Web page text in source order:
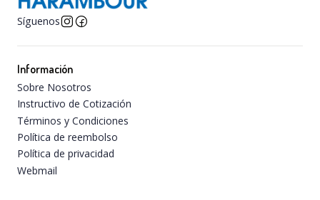
Síguenos
Información
Sobre Nosotros
Instructivo de Cotización
Términos y Condiciones
Política de reembolso
Política de privacidad
Webmail